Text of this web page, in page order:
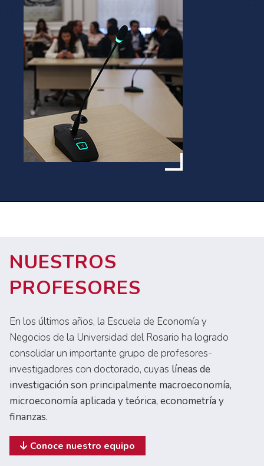
NUESTROS
PROFESORES
En los últimos años, la Escuela de Economía y
Negocios de la Universidad del Rosario ha logrado
consolidar un importante grupo de profesores-
investigadores con doctorado, cuyas líneas de
investigación son principalmente macroeconomía,
microeconomía aplicada y teórica, econometría y
finanzas.
Conoce nuestro equipo